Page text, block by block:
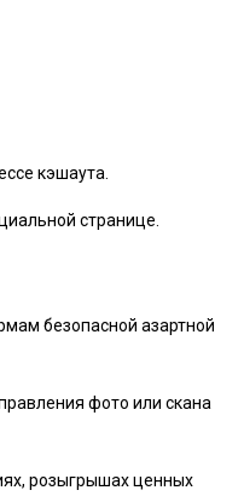
кэшаута.
странице.
безопасной азартной
фото или скана
розыгрышах ценных